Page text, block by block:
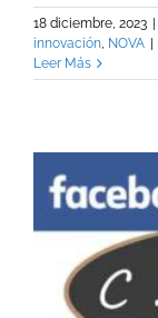
18 diciembre, 2023
innovación, NOVA
Leer Más